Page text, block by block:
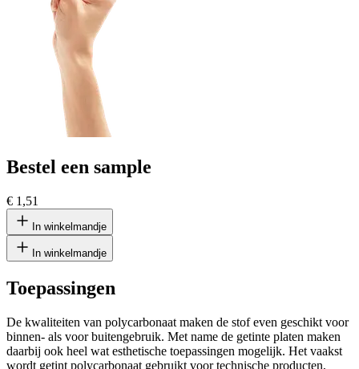
Bestel een sample
€ 1,51
In winkelmandje
In winkelmandje
Toepassingen
De kwaliteiten van polycarbonaat maken de stof even geschikt voor
binnen- als voor buitengebruik. Met name de getinte platen maken
daarbij ook heel wat esthetische toepassingen mogelijk. Het vaakst
wordt getint polycarbonaat gebruikt voor technische producten,